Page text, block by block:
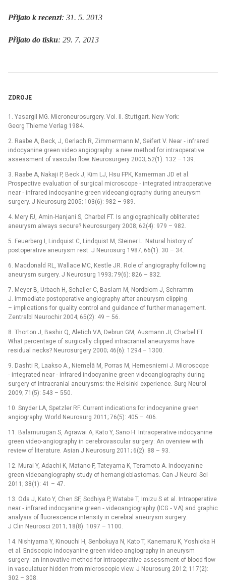
Přijato k recenzi: 31. 5. 2013
Přijato do tisku: 29. 7. 2013
ZDROJE
1. Yasargil MG. Microneurosurgery. Vol. II. Stuttgart. New York:
Georg Thieme Verlag 1984.
2. Raabe A, Beck, J, Gerlach R, Zimmermann M, Seifert V. Near ‑⁠ infrared
indocyanine green video angiography: a new method for intraoperative
assessment of vascular flow. Neurosurgery 2003; 52(1): 132 –⁠ 139.
3. Raabe A, Nakaji P, Beck J, Kim LJ, Hsu FPK, Kamerman JD et al.
Prospective evaluation of surgical microscope ‑⁠ integrated intraoperative
near ‑⁠ infrared indocyanine green videoangiography during aneurysm
surgery. J Neurosurg 2005; 103(6): 982 –⁠ 989.
4. Mery FJ, Amin‑Hanjani S, Charbel FT. Is angiographically obliterated
aneurysm always secure? Neurosurgery 2008; 62(4): 979 –⁠ 982.
5. Feuerberg I, Lindquist C, Lindquist M, Steiner L. Natural history of
postoperative aneurysm rest. J Neurosurg 1987; 66(1): 30 –⁠ 34.
6. Macdonald RL, Wallace MC, Kestle JR. Role of angiography following
aneurysm surgery. J Neurosurg 1993; 79(6): 826 –⁠ 832.
7. Meyer B, Urbach H, Schaller C, Baslam M, Nordblom J, Schramm
J. Immediate postoperative angiography after aneurysm clipping
–⁠ implications for quality control and guidance of further management.
Zentralbl Neurochir 2004; 65(2): 49 –⁠ 56.
8. Thorton J, Bashir Q, Aletich VA, Debrun GM, Ausmann JI, Charbel FT.
What percentage of surgically clipped intracranial aneurysms have
residual necks? Neurosurgery 2000; 46(6): 1294 –⁠ 1300.
9. Dashti R, Laakso A., Niemelä M, Porras M, Hernesniemi J. Microscope
‑⁠ integrated near ‑⁠ infrared indocyanine green videoangiography during
surgery of intracranial aneurysms: the Helsinki experience. Surg Neurol
2009; 71(5): 543 –⁠ 550.
10. Snyder LA, Spetzler RF. Current indications for indocyanine green
angiography. World Neurosurg 2011; 76(5): 405 –⁠ 406.
11. Balamurugan S, Agrawai A, Kato Y, Sano H. Intraoperative indocyanine
green video‑angiography in cerebrovascular surgery: An overview with
review of literature. Asian J Neurosurg 2011; 6(2): 88 –⁠ 93.
12. Murai Y, Adachi K, Matano F, Tateyama K, Teramoto A. Indocyanine
green videoangiography study of hemangioblastomas. Can J Neurol Sci
2011; 38(1): 41 –⁠ 47.
13. Oda J, Kato Y, Chen SF, Sodhiya P, Watabe T, Imizu S et al. Intraoperative
near ‑⁠ infrared indocyanine green ‑⁠ videoangiography (ICG ‑⁠ VA) and graphic
analysis of fluorescence intensity in cerebral aneurysm surgery.
J Clin Neurosci 2011; 18(8): 1097 –⁠ 1100.
14. Nishiyama Y, Kinouchi H, Senbokuya N, Kato T, Kanemaru K, Yoshioka H
et al. Endscopic indocyanine green video angiography in aneurysm
surgery: an innovative method for intraoperative assessment of blood flow
in vasculatuer hidden from microscopic view. J Neurosurg 2012; 117(2):
302 –⁠ 308.